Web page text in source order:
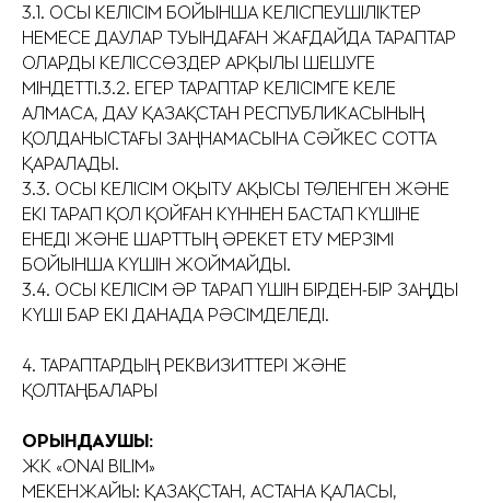
3.1. ОСЫ КЕЛІСІМ БОЙЫНША КЕЛІСПЕУШІЛІКТЕР
НЕМЕСЕ ДАУЛАР ТУЫНДАҒАН ЖАҒДАЙДА ТАРАПТАР
ОЛАРДЫ КЕЛІССӨЗДЕР АРҚЫЛЫ ШЕШУГЕ
МІНДЕТТІ.3.2. ЕГЕР ТАРАПТАР КЕЛІСІМГЕ КЕЛЕ
АЛМАСА, ДАУ ҚАЗАҚСТАН РЕСПУБЛИКАСЫНЫҢ
ҚОЛДАНЫСТАҒЫ ЗАҢНАМАСЫНА СӘЙКЕС СОТТА
ҚАРАЛАДЫ.
3.3. ОСЫ КЕЛІСІМ ОҚЫТУ АҚЫСЫ ТӨЛЕНГЕН ЖӘНЕ
ЕКІ ТАРАП ҚОЛ ҚОЙҒАН КҮННЕН БАСТАП КҮШІНЕ
ЕНЕДІ ЖӘНЕ ШАРТТЫҢ ӘРЕКЕТ ЕТУ МЕРЗІМІ
БОЙЫНША КҮШІН ЖОЙМАЙДЫ.
3.4. ОСЫ КЕЛІСІМ ӘР ТАРАП ҮШІН БІРДЕН-БІР ЗАҢДЫ
КҮШІ БАР ЕКІ ДАНАДА РӘСІМДЕЛЕДІ.
4. ТАРАПТАРДЫҢ РЕКВИЗИТТЕРІ ЖӘНЕ
ҚОЛТАҢБАЛАРЫ
ОРЫНДАУШЫ:
ЖК «ONAI BILIM»
МЕКЕНЖАЙЫ: ҚАЗАҚСТАН, АСТАНА ҚАЛАСЫ,